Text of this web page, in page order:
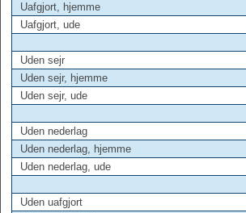
Uafgjort, hjemme
Uafgjort, ude
Uden sejr
Uden sejr, hjemme
Uden sejr, ude
Uden nederlag
Uden nederlag, hjemme
Uden nederlag, ude
Uden uafgjort